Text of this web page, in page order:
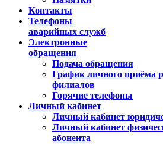
Контакты
Телефоны
аварийных служб
Электронные
обращения
Подача обращения
График личного приёма
филиалов
Горячие телефоны
Личный кабинет
Личный кабинет
Личный кабинет
абонента